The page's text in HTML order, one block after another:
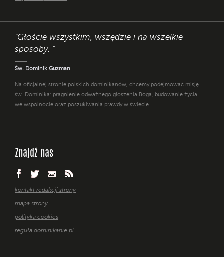
"Głoście wszystkim, wszędzie i na wszelkie
sposoby. "
Św. Dominik Guzman
Na oficjalnej stronie polskich dominikanów, chcemy podejmować misję
św. Dominika: pragnienie odważnego głoszenia Boga, budowanie życia
we wspólnocie oraz poszukiwania prawdy w świecie.
Znajdź nas
kontakt redakcji strony
mapa strony
polityka cookies
reguła dominikanie.pl